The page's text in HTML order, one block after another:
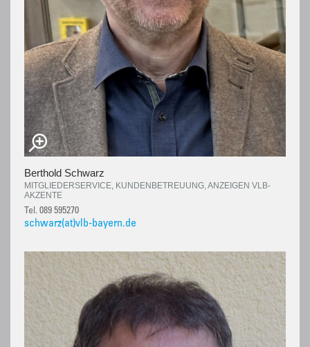
Berthold Schwarz
MITGLIEDERSERVICE, KUNDENBETREUUNG, ANZEIGEN VLB-
AKZENTE
Tel. 089 595270
schwarz(at)vlb-bayern.de